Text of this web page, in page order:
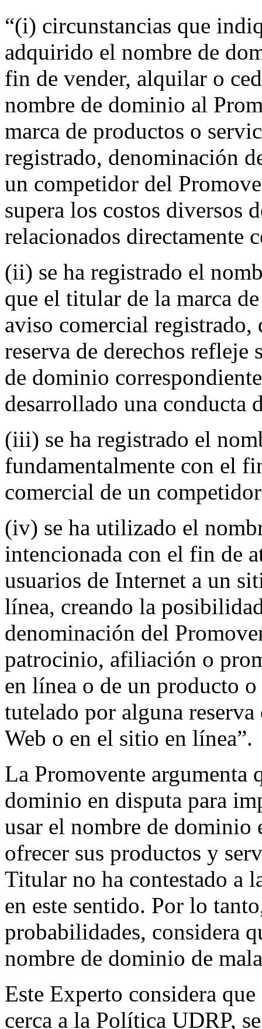
“(i) circunstancias que
adquirido el nombre de
fin de vender, alquilar o
nombre de dominio al
marca de productos o
registrado, denominación
un competidor del
supera los costos diversos
relacionados directamente
(ii) se ha registrado el
que el titular de la marca
aviso comercial
reserva de derechos
de dominio
desarrollado una conducta
(iii) se ha registrado el
fundamentalmente con el
comercial de un
(iv) se ha utilizado el
intencionada con el fin de
usuarios de Internet a un
línea, creando la
denominación del
patrocinio, afiliación o
en línea o de un producto
tutelado por alguna
Web o en el sitio en línea”.
La Promovente
dominio en disputa para
usar el nombre de dominio
ofrecer sus productos y
Titular no ha contestado a
en este sentido. Por lo
probabilidades, considera
nombre de dominio de
Este Experto considera
cerca a la Política UDRP,